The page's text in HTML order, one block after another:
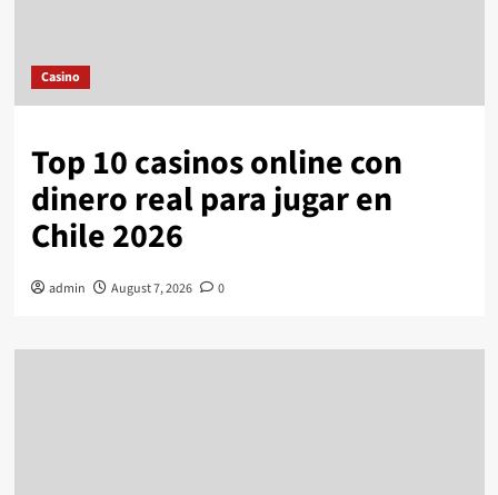
Casino
Top 10 casinos online con
dinero real para jugar en
Chile 2026
admin August 7, 2026 0